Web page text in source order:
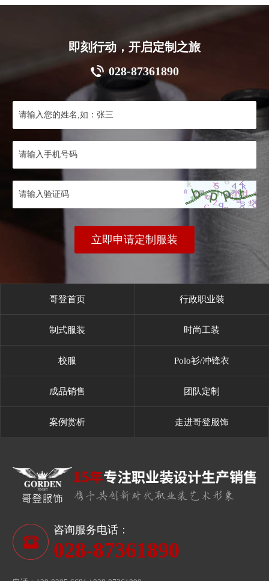
即刻行动，开启定制之旅
028-87361890
立即申请定制服装
哥登首页 行政职业装
制式服装 时尚工装
校服 Polo衫/冲锋衣
成品销售 团队定制
案例赏析 走进哥登服饰
咨询服务电话：
028-87361890